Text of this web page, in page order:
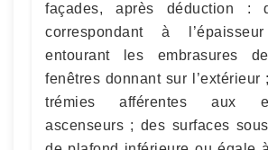
façades, après déduction :
correspondant à
entourant les embrasures
fenêtres donnant sur
trémies afférentes aux
ascenseurs ; des surfaces